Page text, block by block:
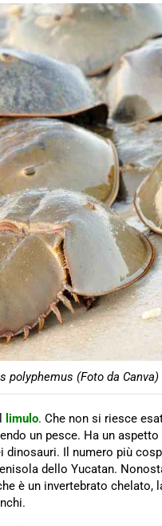
polyphemus (Foto da
limulo. Che non si riesce
un pesce. Ha un
dinosauri. Il numero più
dello Yucatan.
è un invertebrato